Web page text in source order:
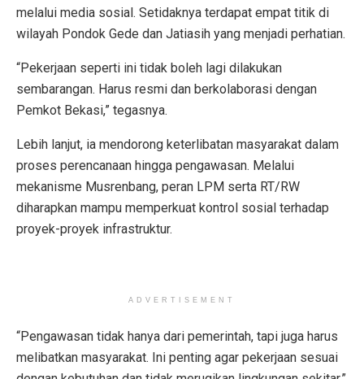
melalui media sosial. Setidaknya terdapat empat titik di
wilayah Pondok Gede dan Jatiasih yang menjadi perhatian.
“Pekerjaan seperti ini tidak boleh lagi dilakukan
sembarangan. Harus resmi dan berkolaborasi dengan
Pemkot Bekasi,” tegasnya.
Lebih lanjut, ia mendorong keterlibatan masyarakat dalam
proses perencanaan hingga pengawasan. Melalui
mekanisme Musrenbang, peran LPM serta RT/RW
diharapkan mampu memperkuat kontrol sosial terhadap
proyek-proyek infrastruktur.
ADVERTISEMENT
“Pengawasan tidak hanya dari pemerintah, tapi juga harus
melibatkan masyarakat. Ini penting agar pekerjaan sesuai